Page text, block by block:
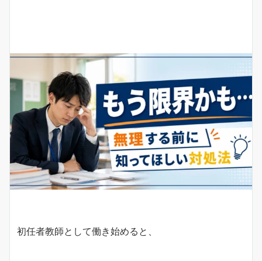
初任者教師として働き始めると、